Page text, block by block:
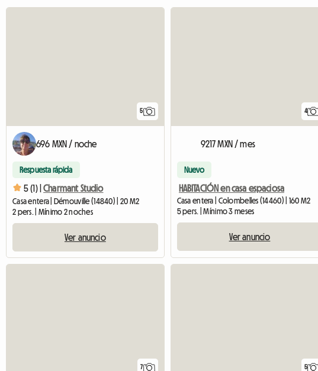
5
696 MXN / noche
Respuesta rápida
5 (1) | Charmant Studio
Casa entera | Démouville (14840) | 20 M2
2 pers. | Mínimo 2 noches
Ver anuncio
4
9217 MXN / mes
Nuevo
HABITACIÓN en casa espaciosa
Casa entera | Colombelles (14460) | 160 M2
5 pers. | Mínimo 3 meses
Ver anuncio
7 5